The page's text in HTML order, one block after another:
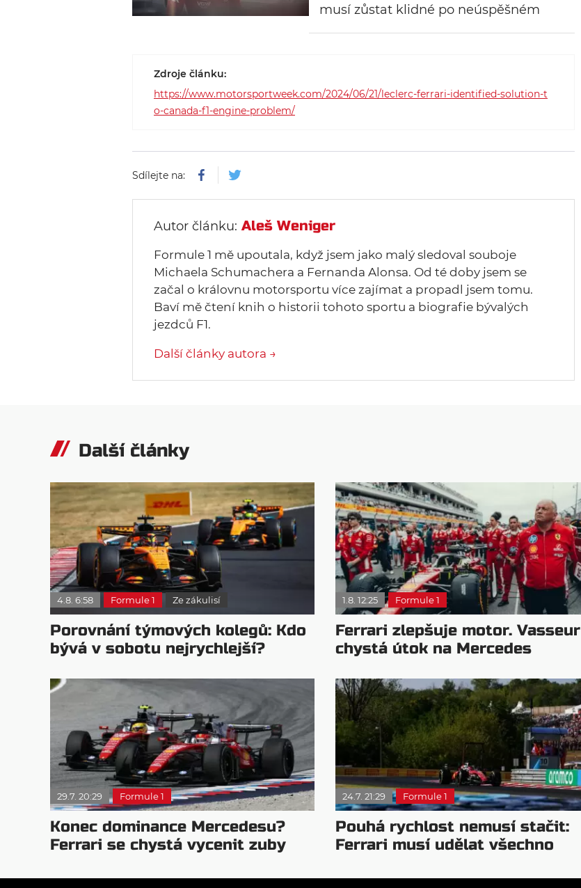
musí zůstat klidné po neúspěšném
závodě v Kanadě, kde oba vozy
kvůli závadě na motoru.
Zdroje článku:
https://www.motorsportweek.com/2024/06/21/leclerc-ferrari-identified-solution-t
o-canada-f1-engine-problem/
Sdílejte na:
Autor článku: Aleš Weniger
Formule 1 mě upoutala, když jsem jako malý sledoval souboje
Michaela Schumachera a Fernanda Alonsa. Od té doby jsem se
začal o královnu motorsportu více zajímat a propadl jsem tomu.
Baví mě čtení knih o historii tohoto sportu a biografie bývalých
jezdců F1.
Další články autora →
Další články
4.8. 6:58 Formule 1 Ze zákulisí
Porovnání týmových kolegů: Kdo
bývá v sobotu nejrychlejší?
1.8. 12:25 Formule 1
Ferrari zlepšuje motor. Vasseur
chystá útok na Mercedes
29.7. 20:29 Formule 1
Konec dominance Mercedesu?
Ferrari se chystá vycenit zuby
24.7. 21:29 Formule 1
Pouhá rychlost nemusí stačit:
Ferrari musí udělat všechno